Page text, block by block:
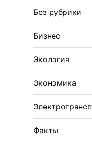
Без рубрики
Бизнес
Экология
Экономика
Факты